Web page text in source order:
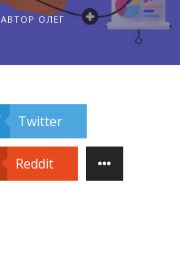
АВТОР ОЛЕГ
Twitter
Reddit